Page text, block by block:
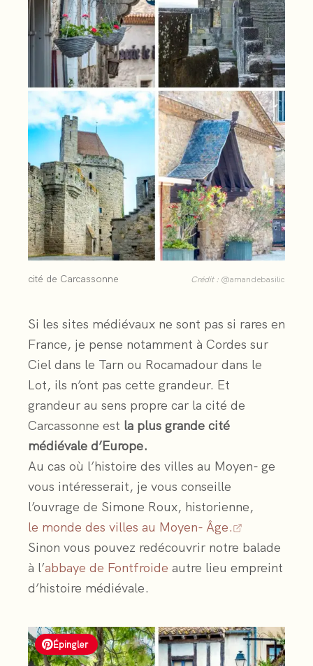
cité de Carcassonne Crédit : @amandebasilic
Si les sites médiévaux ne sont pas si rares en
France, je pense notamment à Cordes sur
Ciel dans le Tarn ou Rocamadour dans le
Lot, ils n’ont pas cette grandeur. Et
grandeur au sens propre car la cité de
Carcassonne est la plus grande cité
médiévale d’Europe.
Au cas où l’histoire des villes au Moyen- ge
vous intéresserait, je vous conseille
l’ouvrage de Simone Roux, historienne,
le monde des villes au Moyen- Âge.
Sinon vous pouvez redécouvrir notre balade
à l’abbaye de Fontfroide autre lieu empreint
d’histoire médiévale.
Épingler